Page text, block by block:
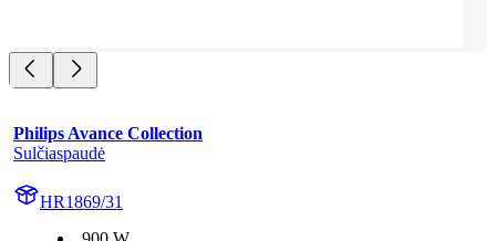
Philips Avance Collection
Sulčiaspaudė
HR1869/31